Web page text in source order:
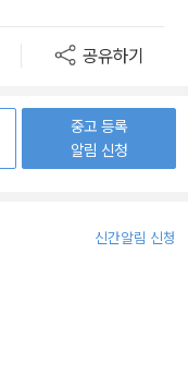
공유하기
중고 등록
알림 신청
신간알림 신청